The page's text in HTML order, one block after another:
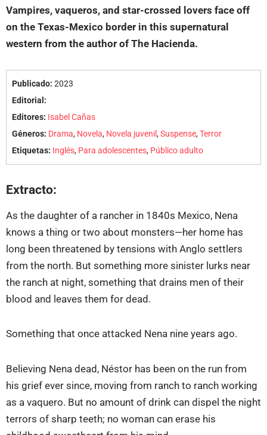
Vampires, vaqueros, and star-crossed lovers face off
on the Texas-Mexico border in this supernatural
western from the author of The Hacienda.
Publicado: 2023
Editorial:
Editores: Isabel Cañas
Géneros: Drama, Novela, Novela juvenil,Suspense,Terror
Etiquetas: Inglés, Para adolescentes, Público adulto
Extracto:
As the daughter of a rancher in 1840s Mexico, Nena
knows a thing or two about monsters—her home has
long been threatened by tensions with Anglo settlers
from the north. But something more sinister lurks near
the ranch at night, something that drains men of their
blood and leaves them for dead.
Something that once attacked Nena nine years ago.
Believing Nena dead, Néstor has been on the run from
his grief ever since, moving from ranch to ranch working
as a vaquero. But no amount of drink can dispel the night
terrors of sharp teeth; no woman can erase his